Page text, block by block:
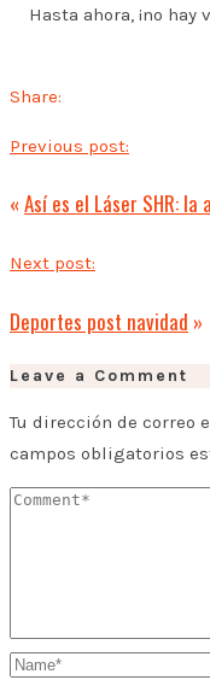
Hasta ahora, ¡no
Share:
Previous post:
« Así es el Láser SHR:
Next post:
Deportes post navidad »
Leave a Comment
Tu dirección de correo
campos obligatorios